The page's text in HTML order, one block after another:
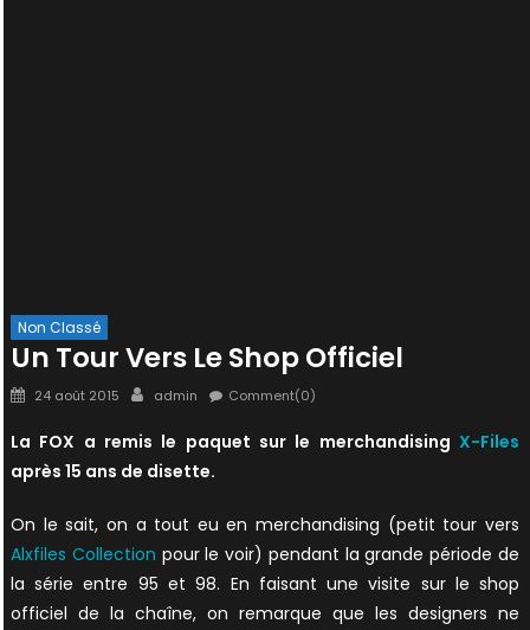
Non Classé
Un Tour Vers Le Shop Officiel
Posted
24 août 2015 Author
admin Comment(0)
La FOX a remis le paquet sur le merchandisingX-Files
après 15 ans de disette.
On le sait, on a tout eu en merchandising (petit tour vers
Alxfiles Collection pour le voir) pendant la grande période de
la série entre 95 et 98. En faisant une visite sur le shop
officiel de la chaîne, on remarque que les designers ne